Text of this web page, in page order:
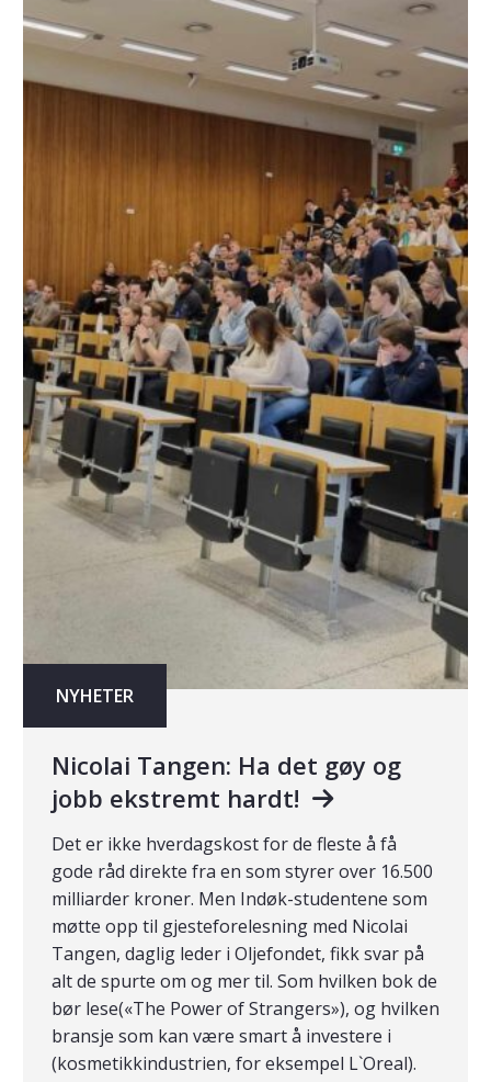
NYHETER
Nicolai Tangen: Ha det gøy og
jobb ekstremt hardt!
Det er ikke hverdagskost for de fleste å få
gode råd direkte fra en som styrer over 16.500
milliarder kroner. Men Indøk-studentene som
møtte opp til gjesteforelesning med Nicolai
Tangen, daglig leder i Oljefondet, fikk svar på
alt de spurte om og mer til. Som hvilken bok de
bør lese(«The Power of Strangers»), og hvilken
bransje som kan være smart å investere i
(kosmetikkindustrien, for eksempel L`Oreal).